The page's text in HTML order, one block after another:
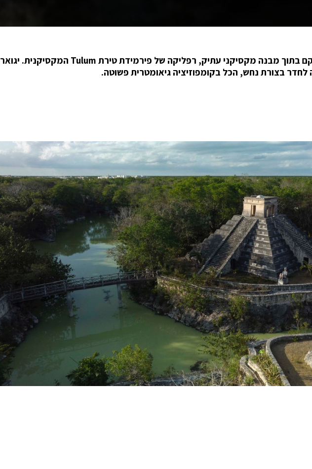
בית הנופש Casa Caracol התמקם בתוך מבנה מקסיקני עתיק, רפליקה של פירמידת טירת Tulum המקסיקנית. יגואר
בצורת נחש, הכל בקומפוזיציה גיאומטרית פשוטה.